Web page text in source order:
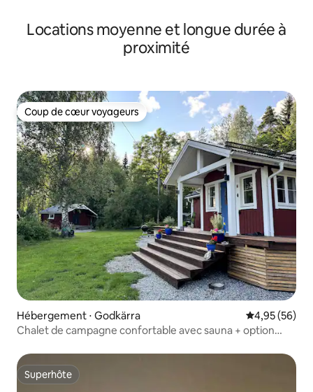
Locations moyenne et longue durée à
proximité
Coup de cœur voyageurs
Coup de cœur voyageurs
Hébergement ⋅ Godkärra Évaluation
4,95 (56)
Chalet de campagne confortable avec sauna + option
Superhôte
Superhôte